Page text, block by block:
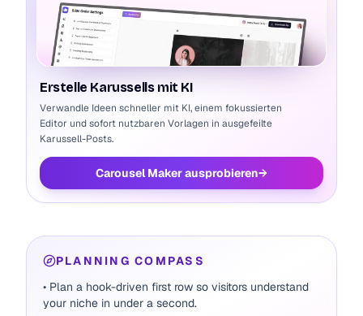
Erstelle Karussells mit KI
Verwandle Ideen schneller mit KI, einem fokussierten
Editor und sofort nutzbaren Vorlagen in ausgefeilte
Karussell-Posts.
Carousel Maker ausprobieren→
PLANNING COMPASS
• Plan a hook-driven first row so visitors understand
your niche in under a second.